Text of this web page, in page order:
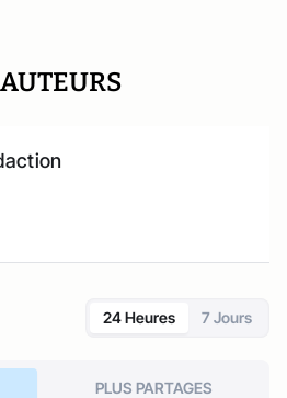
24 Heures 7 Jours
PLUS PARTAGES